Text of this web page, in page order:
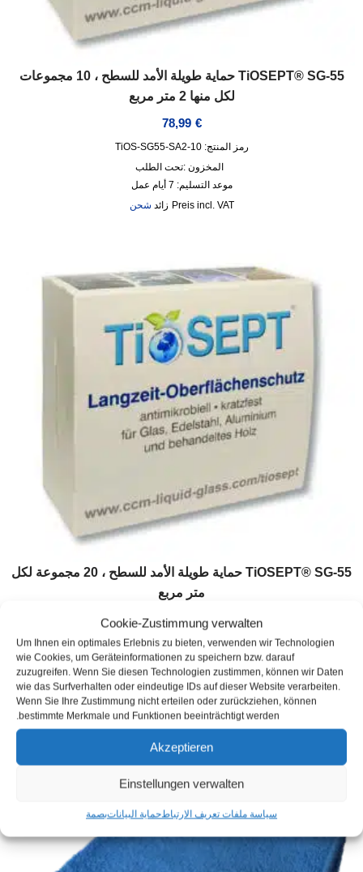
Cookie-Zustimmung verwalten
Um Ihnen ein optimales Erlebnis zu bieten, verwenden wir Technologien
wie Cookies, um Geräteinformationen zu speichern bzw. darauf
zuzugreifen. Wenn Sie diesen Technologien zustimmen, können wir Daten
wie das Surfverhalten oder eindeutige IDs auf dieser Website verarbeiten.
Wenn Sie Ihre Zustimmung nicht erteilen oder zurückziehen, können
bestimmte Merkmale und Funktionen beeinträchtigt werden.
Akzeptieren
Einstellungen verwalten
سياسة ملفات تعريف الارتباطحماية البياناتبصمة
TiOSEPT® SG-55 حماية طويلة الأمد للسطح ، 10 مجموعات
لكل منها 2 متر مربع
78,99 €
رمز المنتج: TiOS-SG55-SA2-10
المخزون :تحت الطلب
موعد التسليم: 7 أيام عمل
incl. VAT
زائد شحن
TiOSEPT® SG-55 حماية طويلة الأمد للسطح ، 20 مجموعة لكل
متر مربع
79,99 €
رمز المنتج: TiOS-SG55-SA1-20
المخزون : تحت الطلب
موعد التسليم:7 أيام عمل
incl. VAT
زائدشحن